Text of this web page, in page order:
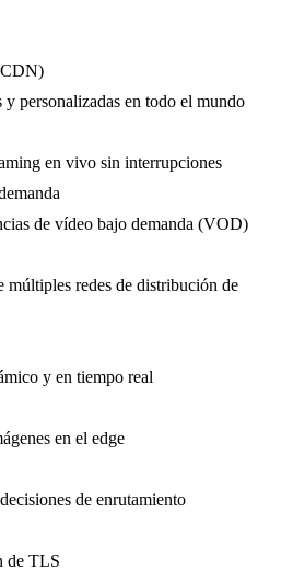
personalizadas en todo el mundo
en vivo sin interrupciones
de vídeo bajo demanda (VOD)
múltiples redes de distribución de
y en tiempo real
en el edge
de enrutamiento
de TLS